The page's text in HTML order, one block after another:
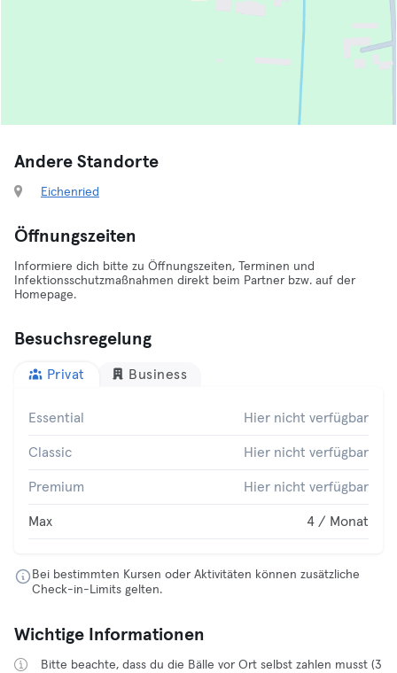
Andere Standorte
Eichenried
Öffnungszeiten
Informiere dich bitte zu Öffnungszeiten, Terminen und
Infektionsschutzmaßnahmen direkt beim Partner bzw. auf der
Homepage.
Besuchsregelung
Privat Business
Essential Hier nicht verfügbar
Classic Hier nicht verfügbar
Premium Hier nicht verfügbar
Max 4 / Monat
Bei bestimmten Kursen oder Aktivitäten können zusätzliche
Check-in-Limits gelten.
Wichtige Informationen
Bitte beachte, dass du die Bälle vor Ort selbst zahlen musst (3